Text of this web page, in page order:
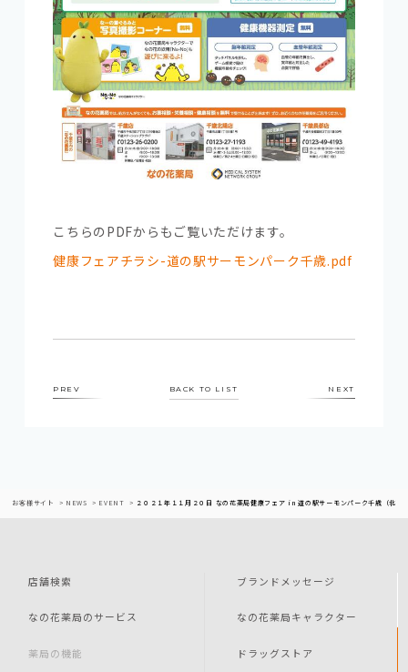
こちらのPDFからもご覧いただけます。
健康フェアチラシ-道の駅サーモンパーク千歳.pdf
PREV BACK TO LIST NEXT
お客様サイト NEWS EVENT ２０２１年１１月２０日 なの花薬局健康フェア in 道の駅サーモンパーク千歳（北海
店舗検索
なの花薬局のサービス
薬局の機能
ブランドメッセージ
なの花薬局キャラクター
ドラッグストア